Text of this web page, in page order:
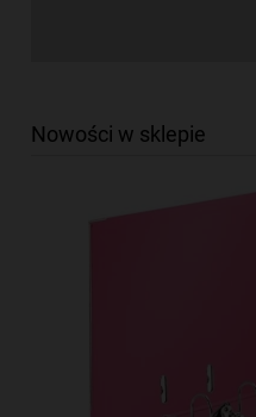
Nowości w sklepie